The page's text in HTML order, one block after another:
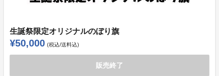
生誕祭限定オリジナルのぼり旗
¥50,000 (税込/送料込)
販売終了